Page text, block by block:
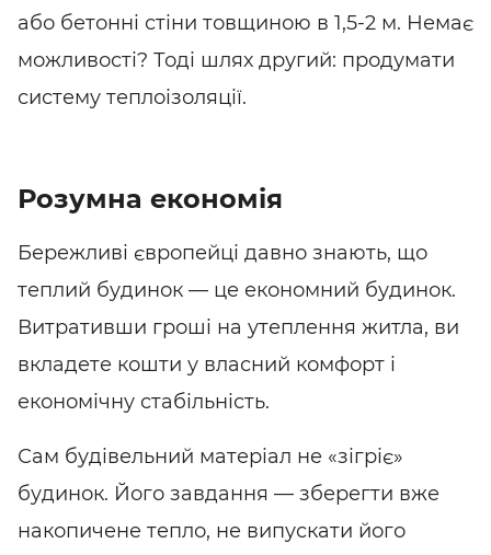
або бетонні стіни товщиною в 1,5-2 м. Немає
можливості? Тоді шлях другий: продумати
систему теплоізоляції.
Розумна економія
Бережливі європейці давно знають, що
теплий будинок — це економний будинок.
Витративши гроші на утеплення житла, ви
вкладете кошти у власний комфорт і
економічну стабільність.
Сам будівельний матеріал не «зігріє»
будинок. Його завдання — зберегти вже
накопичене тепло, не випускати його